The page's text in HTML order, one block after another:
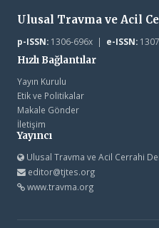
Ulusal Travma ve Acil
p-ISSN:1306-696x | e-ISSN:
Hızlı Bağlantılar
Yayın Kurulu
Etik ve Politikalar
Makale Gönder
İletişim
Yayıncı
Ulusal Travma ve Acil Cerrahi
editor@tjtes.org
www.travma.org